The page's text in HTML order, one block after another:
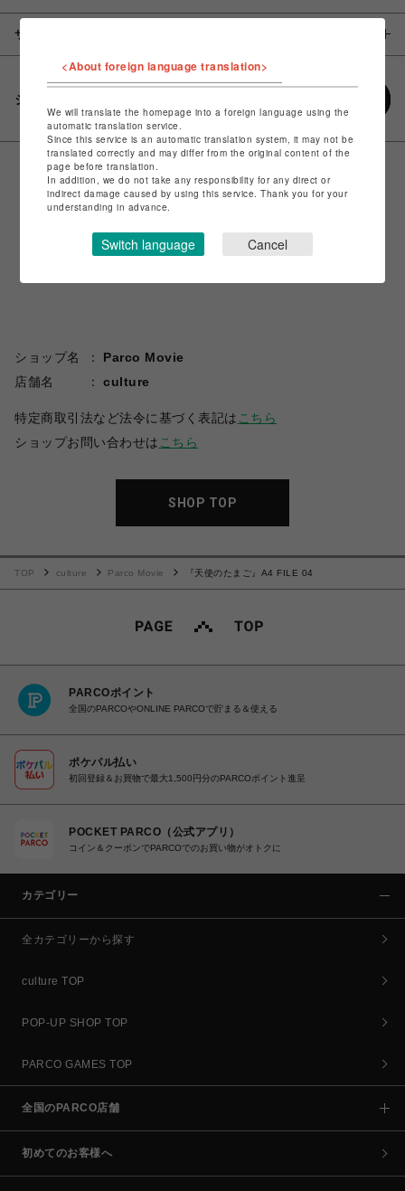
サイズ
シェアする
ショップ名
Parco Movie
店舗名
culture
特定商取引法など法令に基づく表記は こちら
ショップお問い合わせは こちら
SHOP TOP
TOP culture Parco Movie 『天使のたまご』A4 FILE 04
PARCOポイント
全国のPARCOやONLINE PARCOで貯まる＆使える
ポケパル払い
初回登録＆お買物で最大1,500円分のPARCOポイント進呈
POCKET PARCO（公式アプリ）
コイン＆クーポンでPARCOでのお買い物がオトクに
カテゴリー
全カテゴリーから探す
culture TOP
POP-UP SHOP TOP
PARCO GAMES TOP
全国のPARCO店舗
初めてのお客様へ
<About foreign language translation>
We will translate the homepage into a foreign language using the
automatic translation service.
Since this service is an automatic translation system, it may not be
translated correctly and may differ from the original content of the
page before translation.
In addition, we do not take any responsibility for any direct or
indirect damage caused by using this service. Thank you for your
understanding in advance.
Switch language Cancel